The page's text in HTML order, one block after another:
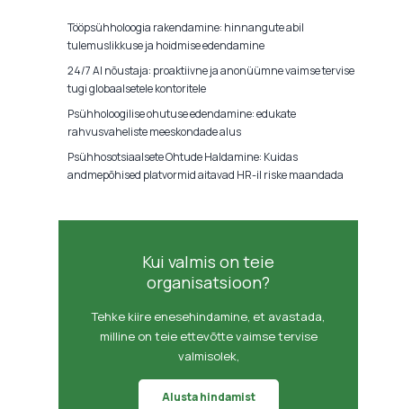
Tööpsühholoogia rakendamine: hinnangute abil
tulemuslikkuse ja hoidmise edendamine
24/7 AI nõustaja: proaktiivne ja anonüümne vaimse tervise
tugi globaalsetele kontoritele
Psühholoogilise ohutuse edendamine: edukate
rahvusvaheliste meeskondade alus
Psühhosotsiaalsete Ohtude Haldamine: Kuidas
andmepõhised platvormid aitavad HR-il riske maandada
Kui valmis on teie
organisatsioon?
Tehke kiire enesehindamine, et avastada,
milline on teie ettevõtte vaimse tervise
valmisolek,
Alusta hindamist